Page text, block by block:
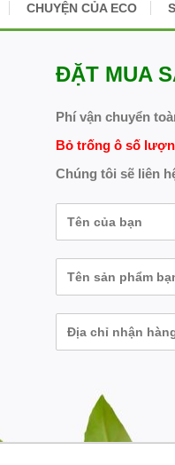
CHUYỆN CỦA ECO
ĐẶT MUA
Phí vận chuyển
Bỏ trống ô số
Chúng tôi sẽ liên